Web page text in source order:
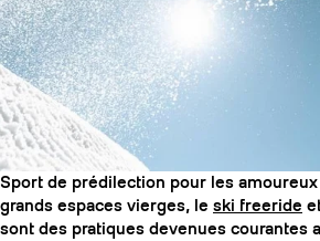
Sport de prédilection pour les
grands espaces vierges, le ski freeride
sont des pratiques devenues courantes